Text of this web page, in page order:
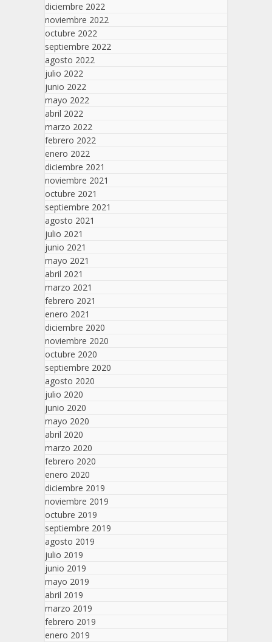
diciembre 2022
noviembre 2022
octubre 2022
septiembre 2022
agosto 2022
julio 2022
junio 2022
mayo 2022
abril 2022
marzo 2022
febrero 2022
enero 2022
diciembre 2021
noviembre 2021
octubre 2021
septiembre 2021
agosto 2021
julio 2021
junio 2021
mayo 2021
abril 2021
marzo 2021
febrero 2021
enero 2021
diciembre 2020
noviembre 2020
octubre 2020
septiembre 2020
agosto 2020
julio 2020
junio 2020
mayo 2020
abril 2020
marzo 2020
febrero 2020
enero 2020
diciembre 2019
noviembre 2019
octubre 2019
septiembre 2019
agosto 2019
julio 2019
junio 2019
mayo 2019
abril 2019
marzo 2019
febrero 2019
enero 2019